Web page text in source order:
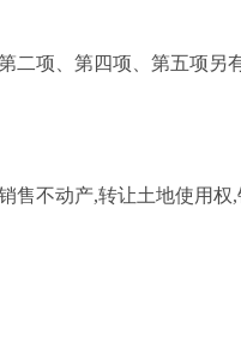
项、第四项、第五项另
不动产,转让土地使用权